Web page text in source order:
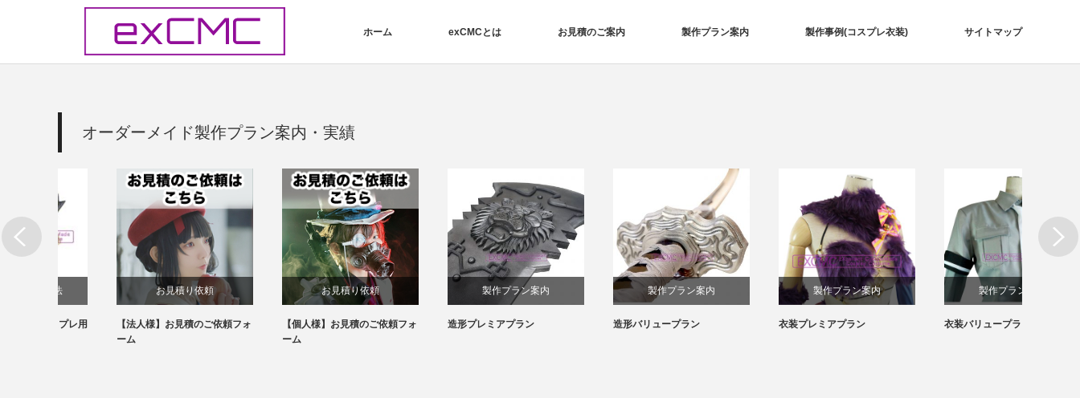
ホーム exCMCとは お見積のご案内 製作プラン案内 製作事例(コスプレ衣装) サイトマップ
オーダーメイド製作プラン案内・実績
【法人様】お見積のご依頼フォ
お見積り依頼
【個人様】お見積のご依頼フォ
製作プラン案内
造形プレミアプラン
製作プラン案内
造形バリュープラン
製作プラン案内
衣装プレミアプラン
製作プラン案内
衣装バリュープラン
Next